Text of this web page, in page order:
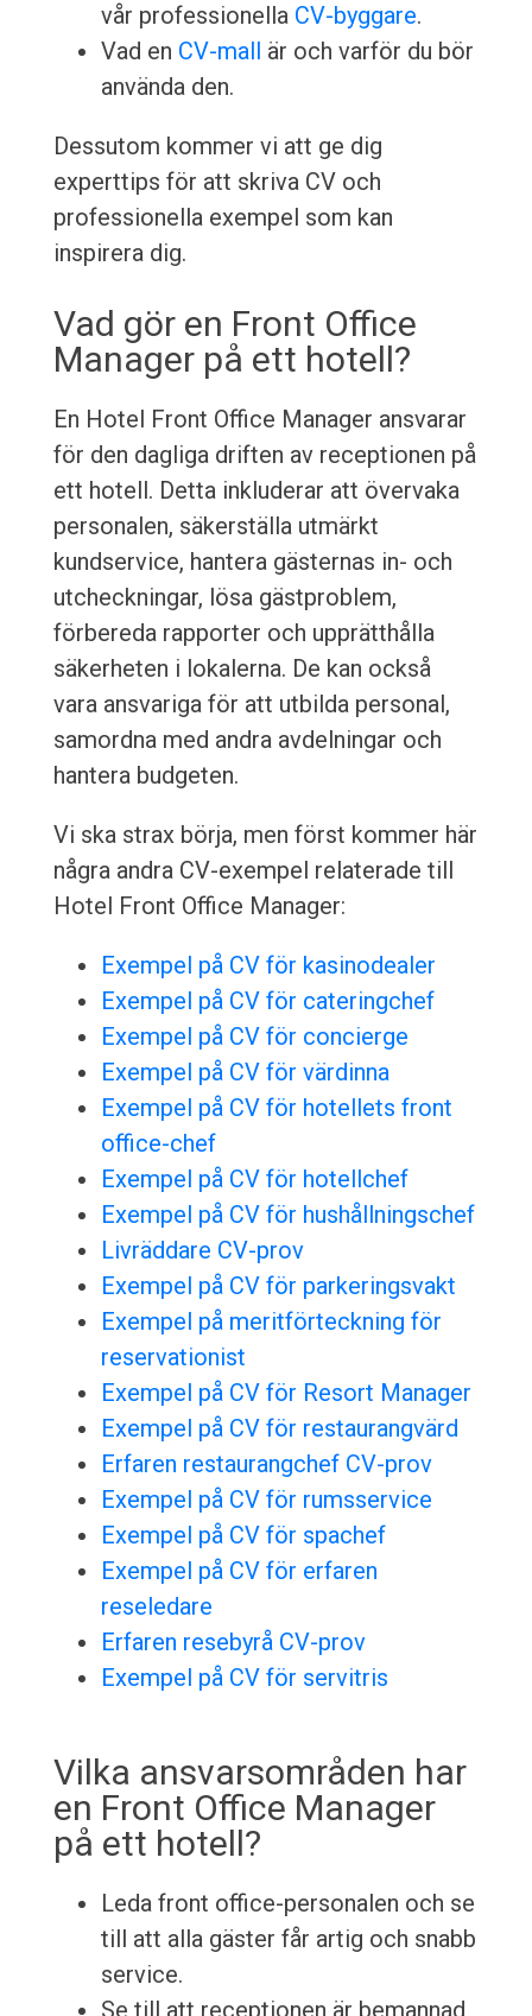
vår professionella CV-byggare.
Vad en CV-mall är och varför du bör
använda den.
Dessutom kommer vi att ge dig
experttips för att skriva CV och
professionella exempel som kan
inspirera dig.
Vad gör en Front Office
Manager på ett hotell?
En Hotel Front Office Manager ansvarar
för den dagliga driften av receptionen på
ett hotell. Detta inkluderar att övervaka
personalen, säkerställa utmärkt
kundservice, hantera gästernas in- och
utcheckningar, lösa gästproblem,
förbereda rapporter och upprätthålla
säkerheten i lokalerna. De kan också
vara ansvariga för att utbilda personal,
samordna med andra avdelningar och
hantera budgeten.
Vi ska strax börja, men först kommer här
några andra CV-exempel relaterade till
Hotel Front Office Manager:
Exempel på CV för kasinodealer
Exempel på CV för cateringchef
Exempel på CV för concierge
Exempel på CV för värdinna
Exempel på CV för hotellets front
office-chef
Exempel på CV för hotellchef
Exempel på CV för hushållningschef
Livräddare CV-prov
Exempel på CV för parkeringsvakt
Exempel på meritförteckning för
reservationist
Exempel på CV för Resort Manager
Exempel på CV för restaurangvärd
Erfaren restaurangchef CV-prov
Exempel på CV för rumsservice
Exempel på CV för spachef
Exempel på CV för erfaren
reseledare
Erfaren resebyrå CV-prov
Exempel på CV för servitris
Vilka ansvarsområden har
en Front Office Manager
på ett hotell?
Leda front office-personalen och se
till att alla gäster får artig och snabb
service.
Se till att receptionen är bemannad